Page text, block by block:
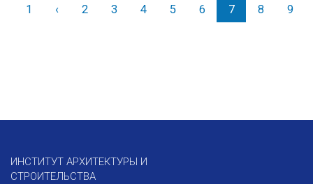
1 ‹Назад
2 3 4 5 6 7 8 9
ИНСТИТУТ АРХИТЕКТУРЫ И
СТРОИТЕЛЬСТВА